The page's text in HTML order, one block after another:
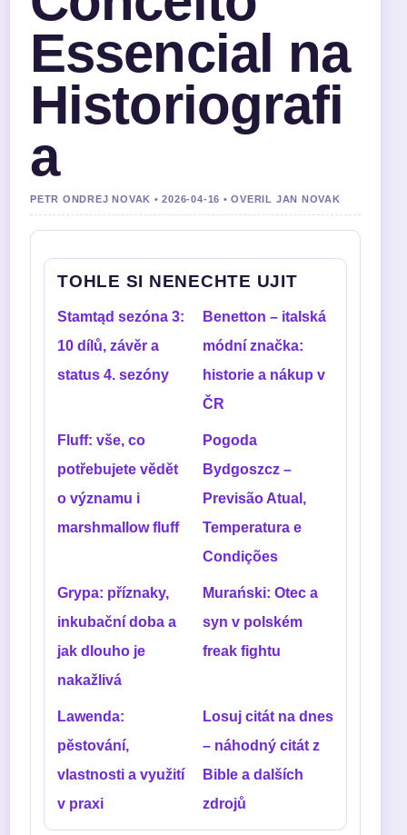
Essencial na
Historiografi
a
PETR ONDREJ NOVAK • 2026-04-16 • OVERIL JAN NOVAK
TOHLE SI NENECHTE UJIT
Stamtąd sezóna 3:
10 dílů, závěr a
status 4. sezóny
Benetton – italská
módní značka:
historie a nákup v
ČR
Fluff: vše, co
potřebujete vědět
o významu i
marshmallow fluff
Pogoda
Bydgoszcz –
Previsão Atual,
Temperatura e
Condições
Grypa: příznaky,
inkubační doba a
jak dlouho je
nakažlivá
Murański: Otec a
syn v polském
freak fightu
Lawenda:
pěstování,
vlastnosti a využití
v praxi
Losuj citát na dnes
– náhodný citát z
Bible a dalších
zdrojů